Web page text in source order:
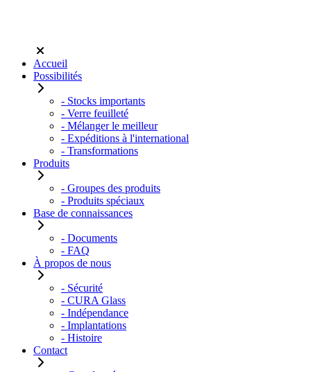
Accueil
Possibilités
- Stocks importants
- Verre feuilleté
- Mélanger le meilleur
- Expéditions à l'international
- Transformations
Produits
- Groupes des produits
- Produits spéciaux
Base de connaissances
- Documents
- FAQ
À propos de nous
- Sécurité
- CURA Glass
- Indépendance
- Implantations
- Histoire
Contact